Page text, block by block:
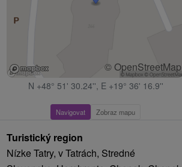
© OpenStreetMap
N +48° 51' 30.24'', E +19° 36' 16.9''
Navigovat Zobraz mapu
Turistický region
Nízke Tatry, v Tatrách, Stredné